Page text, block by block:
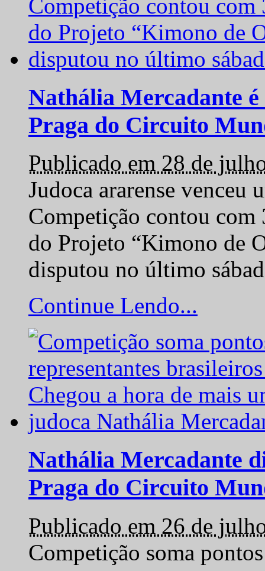
Nathália Mercadante
Praga do Circuito
Publicado em 28 de
Judoca ararense venceu
Competição contou com
do Projeto “Kimono de
disputou no último
Continue Lendo...
Nathália Mercadante
Praga do Circuito
Publicado em 26 de
Competição soma